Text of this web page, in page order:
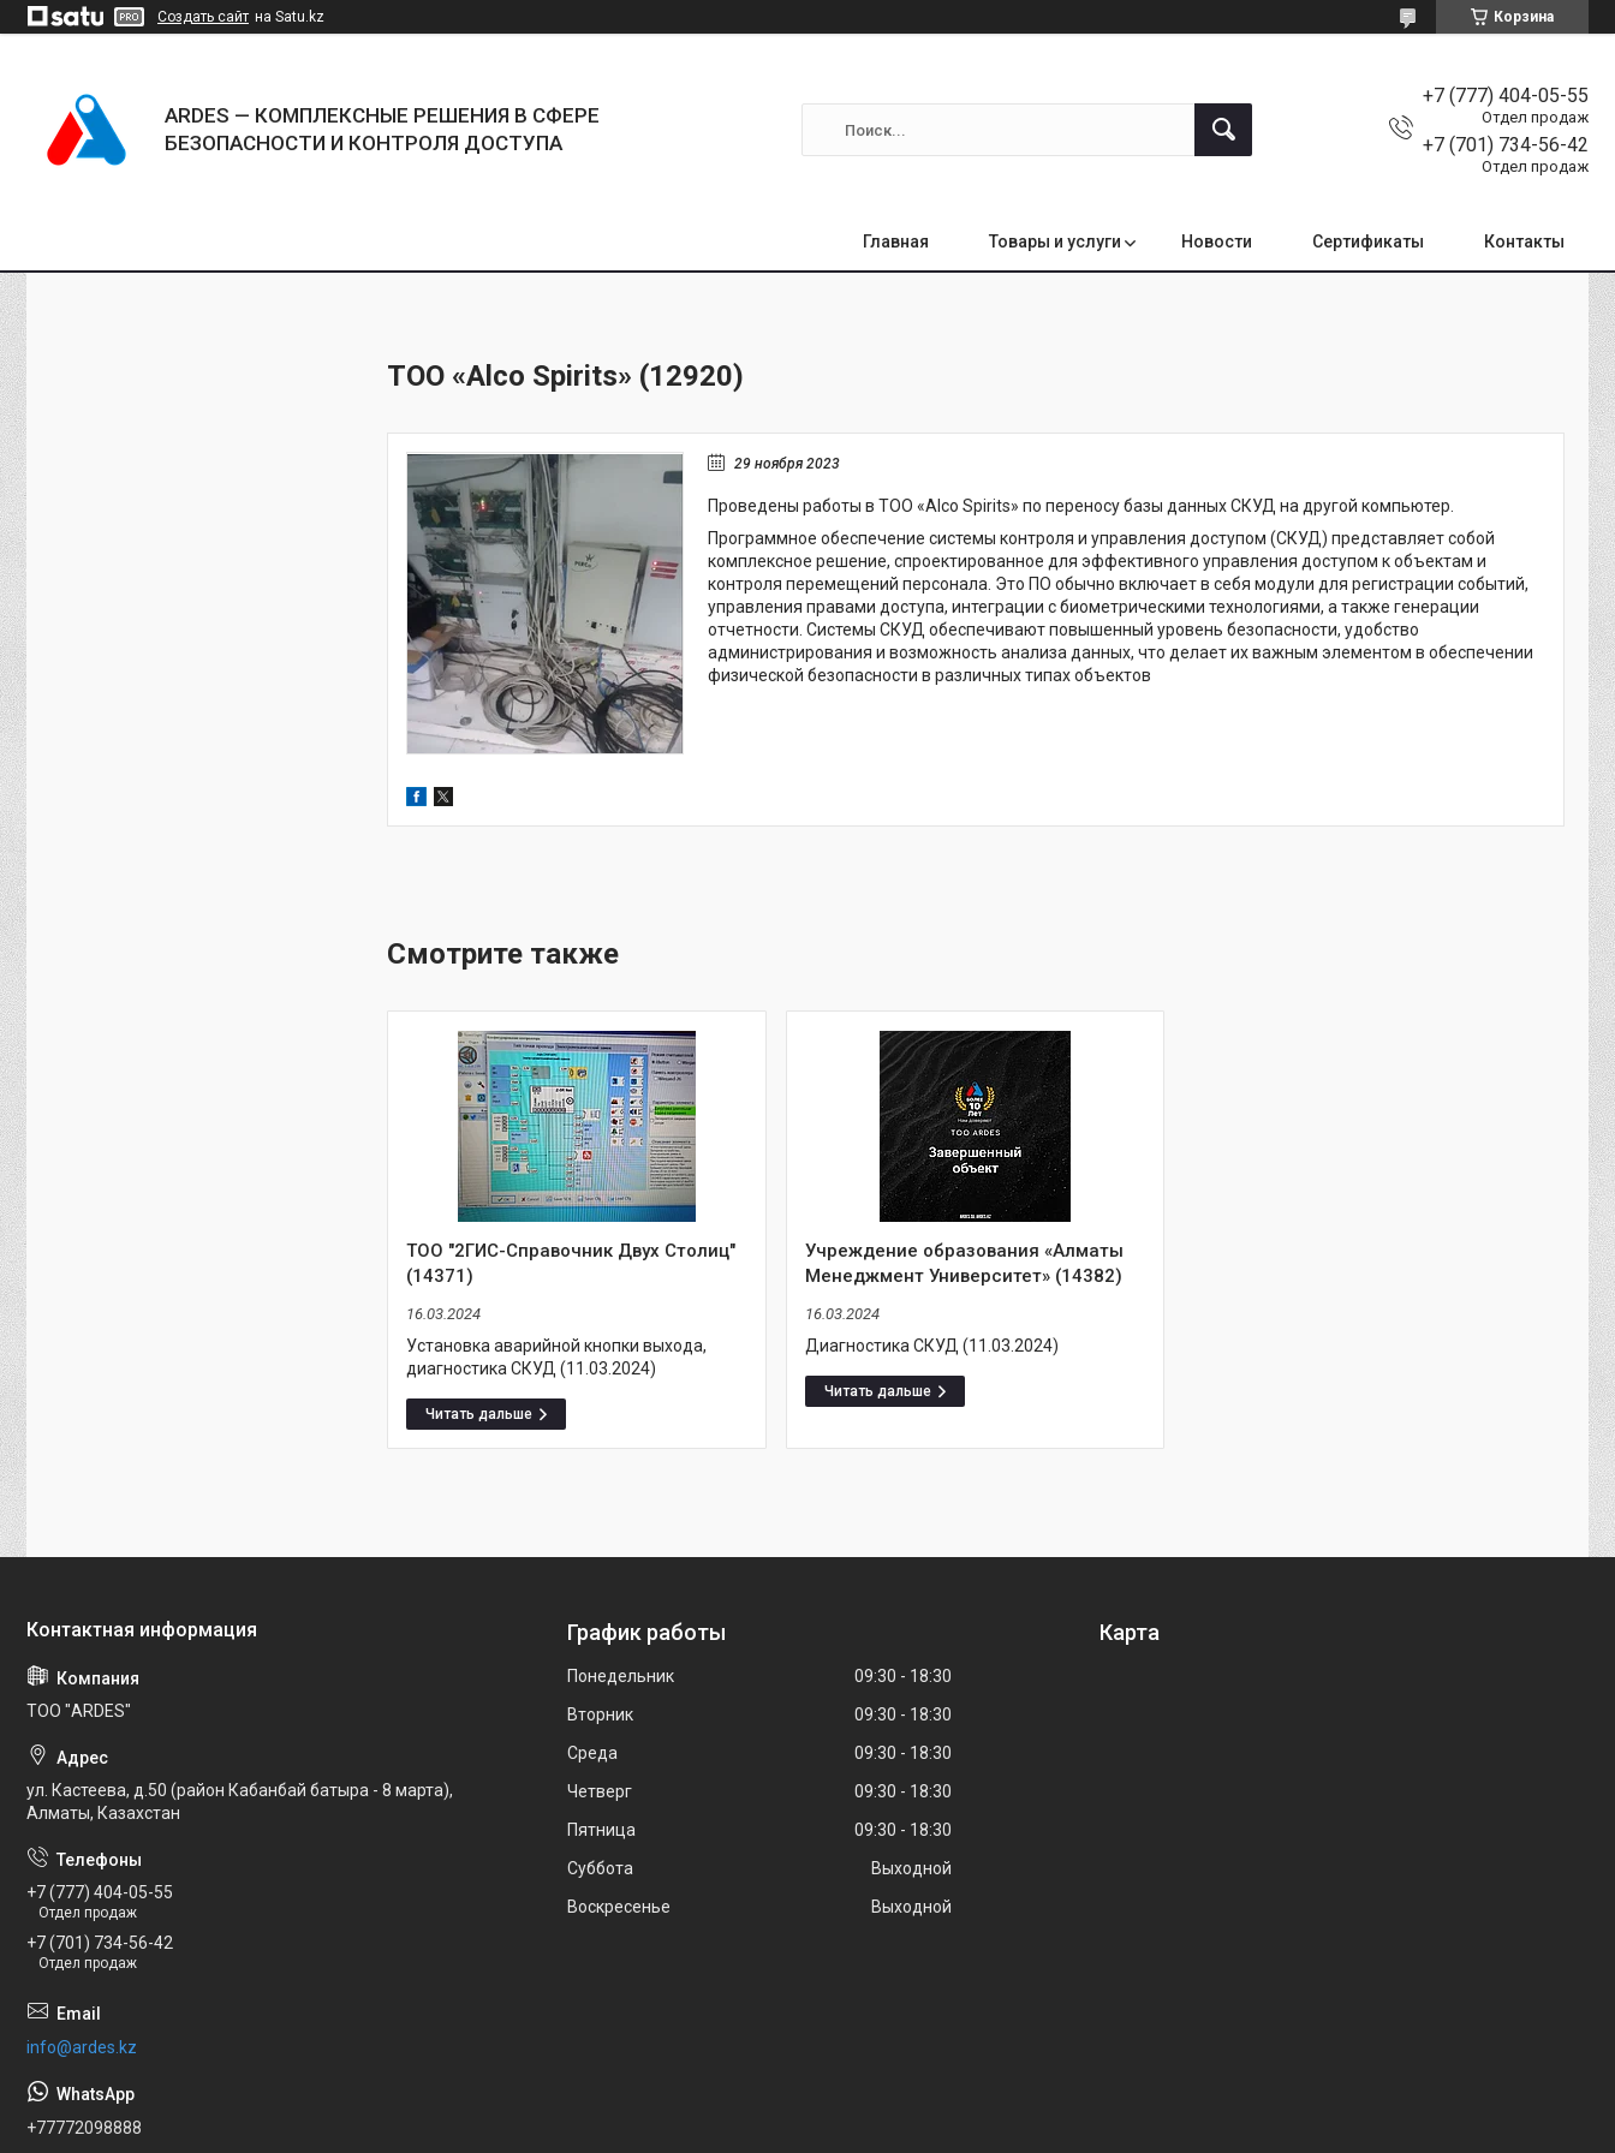
Создать сайт на Satu.kz Корзина
ARDES — КОМПЛЕКСНЫЕ РЕШЕНИЯ В СФЕРЕ
БЕЗОПАСНОСТИ И КОНТРОЛЯ ДОСТУПА
+7 (777) 404-05-55
Отдел продаж
+7 (701) 734-56-42
Отдел продаж
Главная Товары и услуги Новости Сертификаты Контакты
ТОО «Alco Spirits» (12920)
29 ноября 2023
Проведены работы в ТОО «Alco Spirits» по переносу базы данных СКУД на другой компьютер.
Программное обеспечение системы контроля и управления доступом (СКУД) представляет собой
комплексное решение, спроектированное для эффективного управления доступом к объектам и
контроля перемещений персонала. Это ПО обычно включает в себя модули для регистрации событий,
управления правами доступа, интеграции с биометрическими технологиями, а также генерации
отчетности. Системы СКУД обеспечивают повышенный уровень безопасности, удобство
администрирования и возможность анализа данных, что делает их важным элементом в обеспечении
физической безопасности в различных типах объектов
ТОО "2ГИС-Справочник Двух Столиц"
(14371)
16.03.2024
Установка аварийной кнопки выхода,
диагностика СКУД (11.03.2024)
Учреждение образования «Алматы
Менеджмент Университет» (14382)
16.03.2024
Диагностика СКУД (11.03.2024)
ТОО "ARDES"
ул. Кастеева, д.50 (район Кабанбай батыра - 8 марта),
Алматы, Казахстан
+7 (777) 404-05-55
Отдел продаж
+7 (701) 734-56-42
Отдел продаж
info@ardes.kz
+77772098888
График работы
Понедельник 09:30
18:30
Вторник
09:30
18:30
Среда
09:30
18:30
Четверг
09:30
18:30
Пятница
09:30
18:30
Суббота
Выходной
Воскресенье
Выходной
Карта